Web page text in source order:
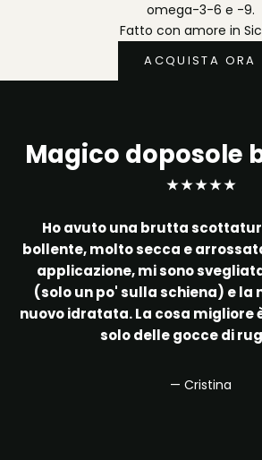
omega-3-6 e -9.
Fatto con amore in
ACQUISTA ORA
Magico doposole
★ ★ ★ ★ ★
Ho avuto una brutta
bollente, molto secca e
applicazione, mi sono
(solo un po' sulla schiena) e la
nuovo idratata. La cosa migliore
solo delle gocce di
— Cristina